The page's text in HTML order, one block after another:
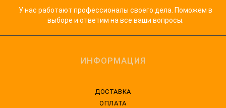
У нас работают профессионалы своего дела. Поможем в
выборе и ответим на все ваши вопросы.
ИНФОРМАЦИЯ
ДОСТАВКА
ОПЛАТА